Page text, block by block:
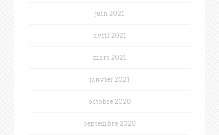
juin 2021
avril 2021
mars 2021
janvier 2021
octobre 2020
septembre 2020